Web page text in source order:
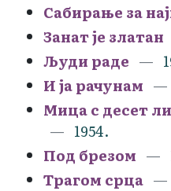
Сабирање за
Занат је златан
Људи раде
И ја рачунам
Мица с десет
1954.
Под брезом
Трагом срца